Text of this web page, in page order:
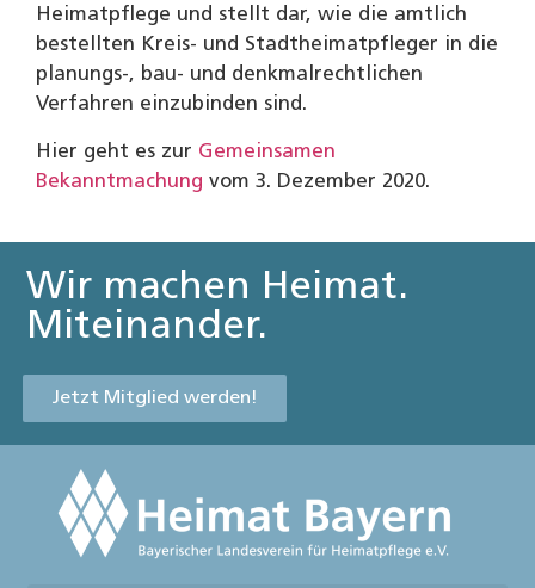
Heimatpflege und stellt dar, wie die amtlich
bestellten Kreis- und Stadtheimatpfleger in die
planungs-, bau- und denkmalrechtlichen
Verfahren einzubinden sind.
Hier geht es zur Gemeinsamen
Bekanntmachung vom 3. Dezember 2020.
Wir machen Heimat.
Miteinander.
Jetzt Mitglied werden!